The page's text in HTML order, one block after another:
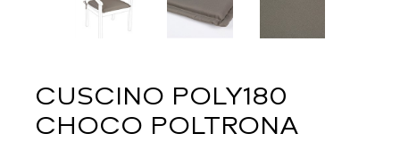
CUSCINO POLY180
CHOCO POLTRONA